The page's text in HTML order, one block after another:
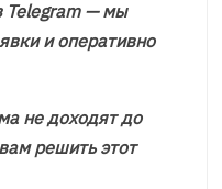
Telegram — мы
и оперативно
не доходят до
решить этот